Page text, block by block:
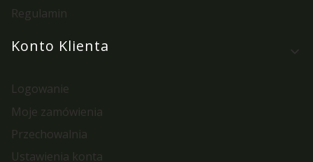
Regulamin
Konto Klienta
Logowanie
Moje zamówienia
Przechowalnia
Ustawienia konta